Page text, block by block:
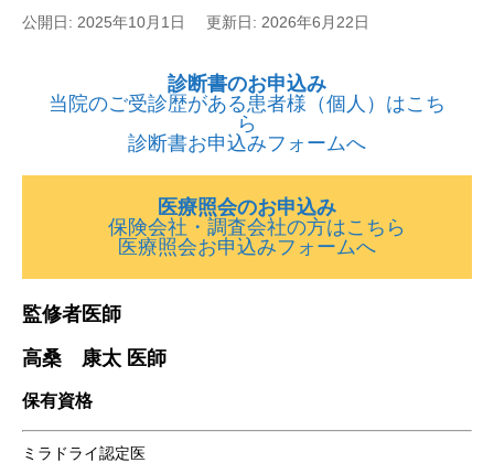
公開日: 2025年10月1日 更新日: 2026年6月22日
診断書のお申込み
当院のご受診歴がある患者様（個人）はこち
ら
診断書お申込みフォームへ
医療照会のお申込み
保険会社・調査会社の方はこちら
医療照会お申込みフォームへ
監修者医師
高桑 康太 医師
保有資格
ミラドライ認定医